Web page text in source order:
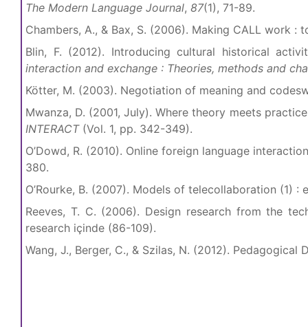
The Modern Language Journal, 87(1), 71-89.
Chambers, A., & Bax, S. (2006). Making CALL work
Blin, F. (2012). Introducing cultural historical
interaction and exchange : Theories, methods and
Kötter, M. (2003). Negotiation of meaning and
Mwanza, D. (2001, July). Where theory meets
INTERACT(Vol. 1, pp. 342-349).
O’Dowd, R. (2010). Online foreign language
380.
O’Rourke, B. (2007). Models of telecollaboration (1) :
Reeves, T. C. (2006). Design research from the
research içinde (86-109).
Wang, J., Berger, C., & Szilas, N. (2012).